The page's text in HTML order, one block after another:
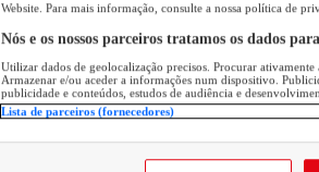
Website. Para mais informação, consulte a nossa política de
Nós e os nossos parceiros tratamos os dados
Utilizar dados de geolocalização precisos. Procurar
Armazenar e/ou aceder a informações num dispositivo.
publicidade e conteúdos, estudos de audiência e
Lista de parceiros (fornecedores)